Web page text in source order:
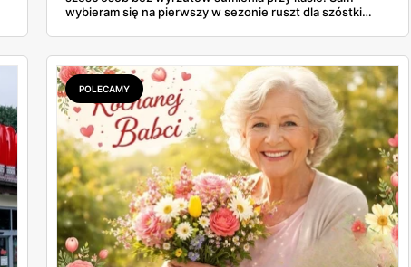
wybieram się na pierwszy w sezonie ruszt dla szóstki
porannej kawie. Kiełbasa Biesiadna za 11,99 zł,
marynowane udko z kurczaka po 15,99 zł za kilogram,
szynka wykwintna Rydzyna po 37,99. Sprawdzam, co
naprawdę wchodzi do koszyka, a co lepiej zostawić na
półce.
POLECAMY